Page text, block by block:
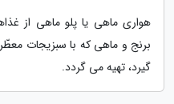
هواری ماهی یا پلو ماهی از
برنج و ماهی که با سبزیجات
گیرد، تهیه می گردد.